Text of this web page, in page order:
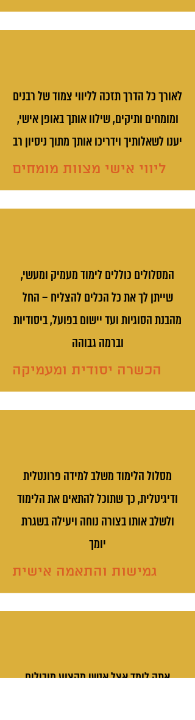
לאורך כל הדרך תזכה לליווי צמוד של רבנים
ומומחים ותיקים, שילוו אותך באופן אישי,
יענו לשאלותיך וידריכו אותך מתוך ניסיון רב
ליווי אישי מצוות מומחים
המסלולים כוללים לימוד מעמיק ומעשי,
שייתן לך את כל הכלים להצליח – החל
מהבנת הסוגיות ועד יישום בפועל, ביסודיות
וברמה גבוהה
הכשרה יסודית ומעמיקה
מסלול הלימוד משלב למידה פרונטלית
ודיגיטלית, כך שתוכל להתאים את הלימוד
ולשלב אותו בצורה נוחה ויעילה בשגרת
יומך
גמישות והתאמה אישית
אתה לומד אצל אנשי מקצוע מובילים